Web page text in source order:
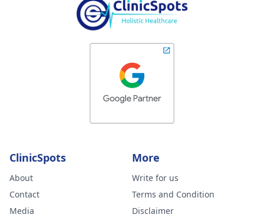
ClinicSpots
About
Contact
Media
More
Write for us
Terms and Condition
Disclaimer